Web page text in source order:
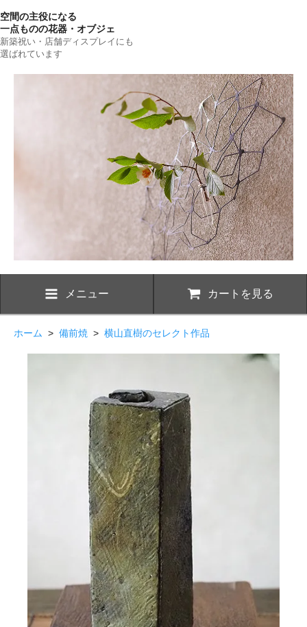
空間の主役になる
一点ものの花器・オブジェ
新築祝い・店舗ディスプレイにも
選ばれています
メニュー カートを見る
ホーム > 備前焼 > 横山直樹のセレクト作品